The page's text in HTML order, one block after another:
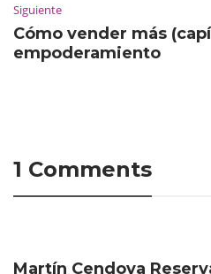
Siguiente
Cómo vender más
empoderamiento
1 Comments
Martín Cendoya